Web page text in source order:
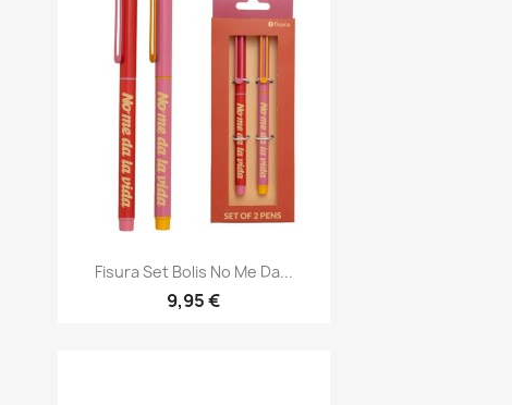
Vista rápida
Fisura Set Bolis No Me Da...
9,95 €